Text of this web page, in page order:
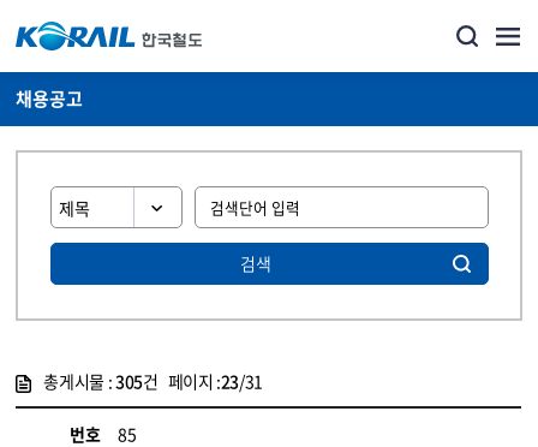
채용공고
검색
총게시물 :305건 페이지 :23/31
번호
85